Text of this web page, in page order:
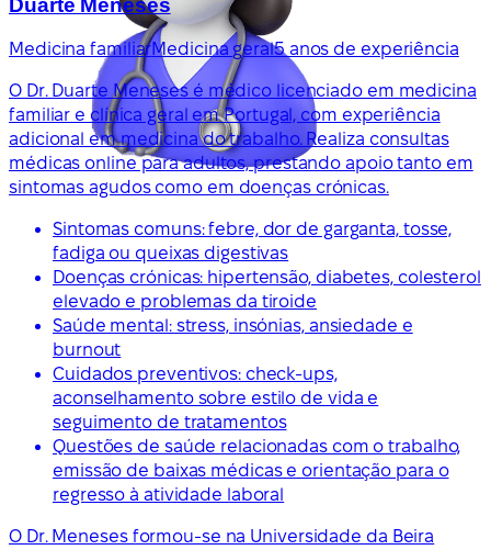
Duarte Meneses
Medicina familiarMedicina geral5 anos de experiência
O Dr. Duarte Meneses é médico licenciado em medicina
familiar e clínica geral em Portugal, com experiência
adicional em medicina do trabalho. Realiza consultas
médicas online para adultos, prestando apoio tanto em
sintomas agudos como em doenças crónicas.
Sintomas comuns: febre, dor de garganta, tosse,
fadiga ou queixas digestivas
Doenças crónicas: hipertensão, diabetes, colesterol
elevado e problemas da tiroide
Saúde mental: stress, insónias, ansiedade e
burnout
Cuidados preventivos: check-ups,
aconselhamento sobre estilo de vida e
seguimento de tratamentos
Questões de saúde relacionadas com o trabalho,
emissão de baixas médicas e orientação para o
regresso à atividade laboral
O Dr. Meneses formou-se na Universidade da Beira